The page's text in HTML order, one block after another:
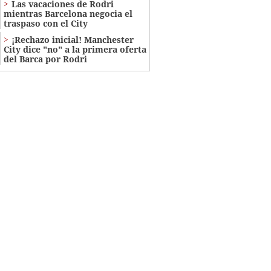
Las vacaciones de Rodri
mientras Barcelona negocia el
traspaso con el City
¡Rechazo inicial! Manchester
City dice "no" a la primera oferta
del Barca por Rodri